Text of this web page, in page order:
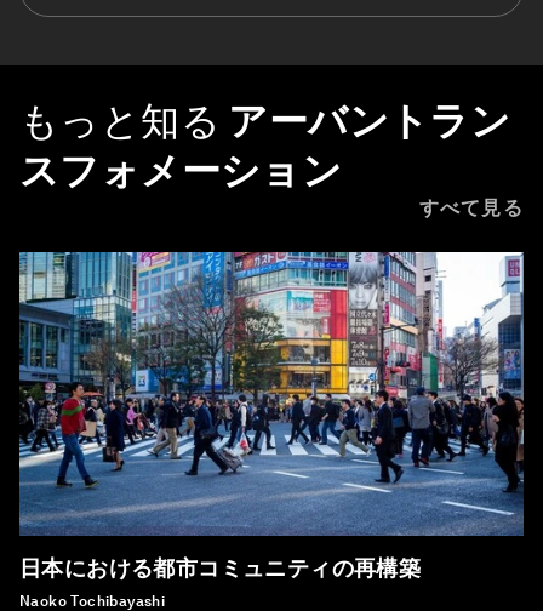
もっと知る アーバントラン
スフォメーション
すべて見る
日本における都市コミュニティの再構築
Naoko Tochibayashi